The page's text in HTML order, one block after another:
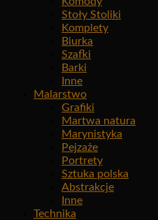
Stoły Stoliki
Komplety
Biurka
Szafki
Barki
Inne
Malarstwo
Grafiki
Martwa natura
Marynistyka
Pejzaże
Portrety
Sztuka polska
Abstrakcje
Inne
Technika